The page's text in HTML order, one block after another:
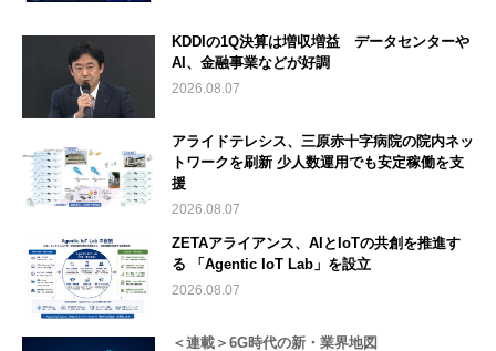
KDDIの1Q決算は増収増益 データセンターや
AI、金融事業などが好調
2026.08.07
アライドテレシス、三原赤十字病院の院内ネッ
トワークを刷新 少人数運用でも安定稼働を支
援
2026.08.07
ZETAアライアンス、AIとIoTの共創を推進す
る 「Agentic IoT Lab」を設立
2026.08.07
＜連載＞6G時代の新・業界地図